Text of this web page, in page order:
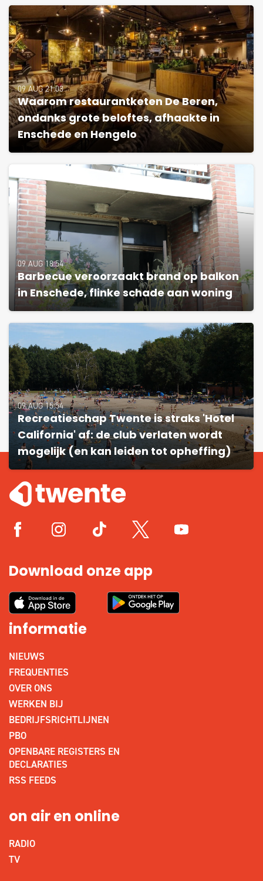
09 AUG 21:03
Waarom restaurantketen De Beren,
ondanks grote beloftes, afhaakte in
Enschede en Hengelo
09 AUG 18:54
Barbecue veroorzaakt brand op balkon
in Enschede, flinke schade aan woning
09 AUG 15:54
Recreatieschap Twente is straks 'Hotel
California' af: de club verlaten wordt
mogelijk (en kan leiden tot opheffing)
Download onze app
informatie
NIEUWS
FREQUENTIES
OVER ONS
WERKEN BIJ
BEDRIJFSRICHTLIJNEN
PBO
OPENBARE REGISTERS EN
DECLARATIES
RSS FEEDS
on air en online
RADIO
TV